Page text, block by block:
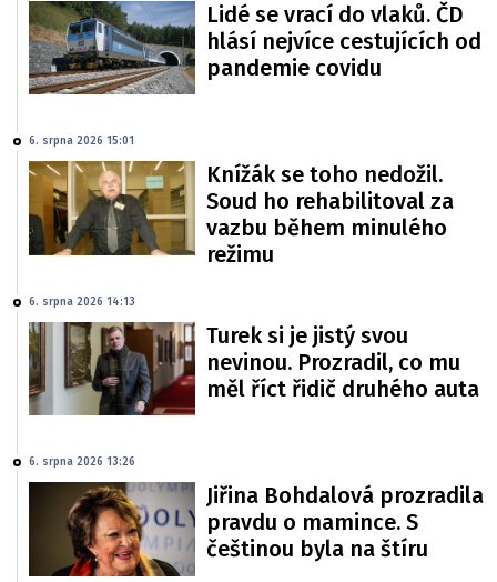
Lidé se vrací do vlaků. ČD
hlásí nejvíce cestujících od
pandemie covidu
6. srpna 2026 15:01
Knížák se toho nedožil.
Soud ho rehabilitoval za
vazbu během minulého
režimu
6. srpna 2026 14:13
Turek si je jistý svou
nevinou. Prozradil, co mu
měl říct řidič druhého auta
6. srpna 2026 13:26
Jiřina Bohdalová prozradila
pravdu o mamince. S
češtinou byla na štíru